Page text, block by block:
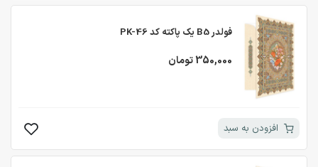
فولدر B5 یک پاکته کد PK-46
350,000 تومان
افزودن به سبد